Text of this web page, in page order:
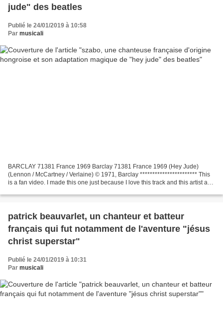
jude" des beatles
Publié le 24/01/2019 à 10:58
Par musicali
BARCLAY 71381 France 1969 Barclay ‎71381 France 1969 (Hey Jude)
(Lennon / McCartney / Verlaine) © 1971, Barclay *********************** This
is a fan video. I made this one just because I love this track and this artist and
patrick beauvarlet, un chanteur et batteur
français qui fut notamment de l'aventure "jésus
christ superstar"
Publié le 24/01/2019 à 10:31
Par musicali